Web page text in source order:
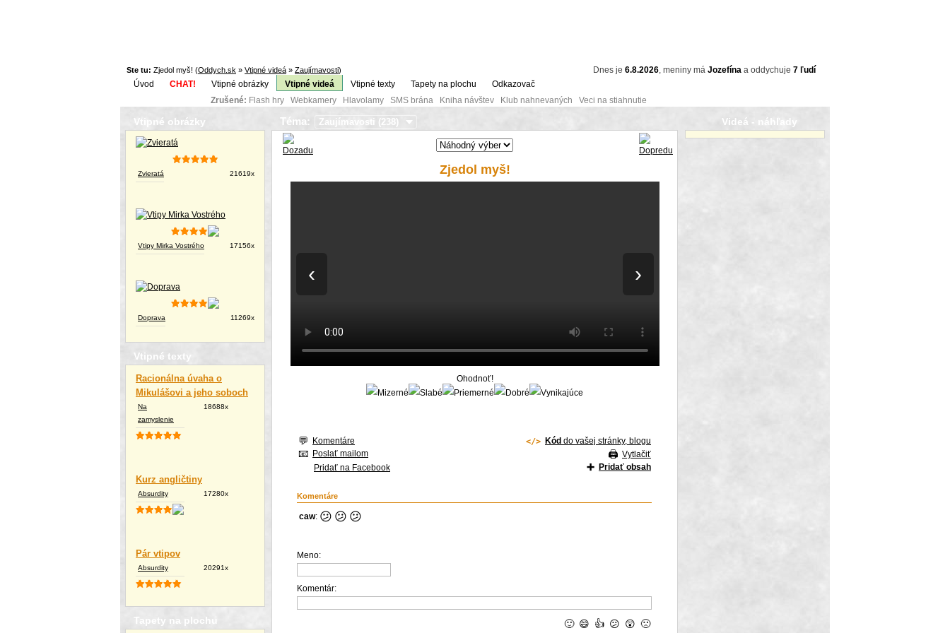
Ste tu: Zjedol myš! (Oddych.sk » Vtipné videá » Zaujímavosti) Dnes je 6.8.2026, meniny má Jozefína a oddychuje 7 ľudí
Úvod
CHAT! Vtipné obrázky Vtipné videá Vtipné texty Tapety na plochu
Odkazovač
Zrušené: Flash hry Webkamery Hlavolamy SMS brána Kniha návštev Klub nahnevaných Veci na stiahnutie
Vtipné obrázky
Zvieratá 21619x
Vtipy Mirka Vostrého 17156x
Doprava 11269x
Vtipné texty
Racionálna úvaha o
Mikulášovi a jeho soboch
Na
zamyslenie
18688x
Kurz angličtiny
Absurdity 17280x
Pár vtipov
Absurdity 20291x
Tapety na plochu
Téma:
Zjedol myš!
‹ ›
Ohodnoť!
Komentáre
Poslať mailom
Pridať na Facebook
Kód do vašej stránky, blogu
Vytlačiť
Pridať obsah
Komentáre
caw: 😕 😕 😕
Meno:
Komentár:
🙂 😄 👍 😕 😲 🙁
Videá - náhľady